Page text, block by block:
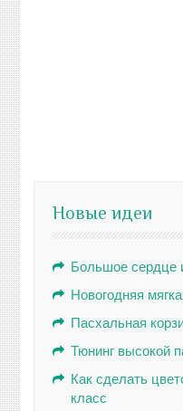
Новые идеи
Большое сердце
Новогодняя
Пасхальная
Тюнинг высокой
Как сделать
класс